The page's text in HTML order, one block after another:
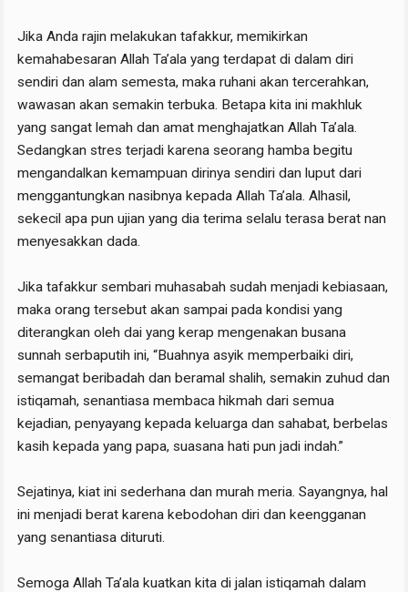
Jika Anda rajin melakukan tafakkur, memikirkan
kemahabesaran Allah Ta’ala yang terdapat di dalam diri
sendiri dan alam semesta, maka ruhani akan tercerahkan,
wawasan akan semakin terbuka. Betapa kita ini makhluk
yang sangat lemah dan amat menghajatkan Allah Ta’ala.
Sedangkan stres terjadi karena seorang hamba begitu
mengandalkan kemampuan dirinya sendiri dan luput dari
menggantungkan nasibnya kepada Allah Ta’ala. Alhasil,
sekecil apa pun ujian yang dia terima selalu terasa berat nan
menyesakkan dada.
Jika tafakkur sembari muhasabah sudah menjadi kebiasaan,
maka orang tersebut akan sampai pada kondisi yang
diterangkan oleh dai yang kerap mengenakan busana
sunnah serbaputih ini, “Buahnya asyik memperbaiki diri,
semangat beribadah dan beramal shalih, semakin zuhud dan
istiqamah, senantiasa membaca hikmah dari semua
kejadian, penyayang kepada keluarga dan sahabat, berbelas
kasih kepada yang papa, suasana hati pun jadi indah.”
Sejatinya, kiat ini sederhana dan murah meria. Sayangnya, hal
ini menjadi berat karena kebodohan diri dan keengganan
yang senantiasa dituruti.
Semoga Allah Ta’ala kuatkan kita di jalan istiqamah dalam